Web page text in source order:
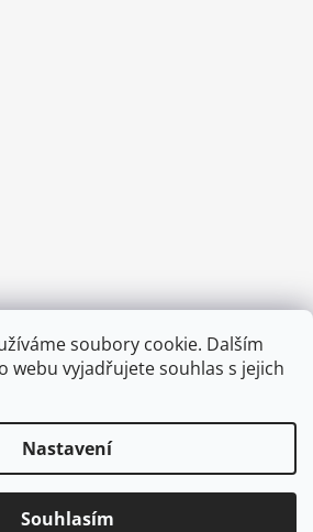
soubory cookie. Dalším
webu vyjadřujete souhlas s jejich
Nastavení
Souhlasím
- pátek)
& Nice Cosmetics. Všechna práva
Upravit nastavení cookies